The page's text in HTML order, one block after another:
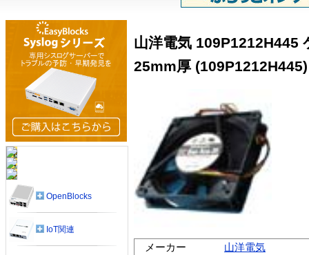
山洋電気 109P1212H445
25mm厚 (109P1212H445)
メーカー
山洋電気
OpenBlocks
IoT関連